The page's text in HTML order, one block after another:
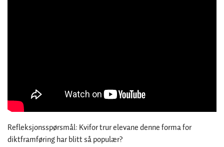
Refleksjonsspørsmål: Kvifor trur elevane denne forma for
diktframføring har blitt så populær?